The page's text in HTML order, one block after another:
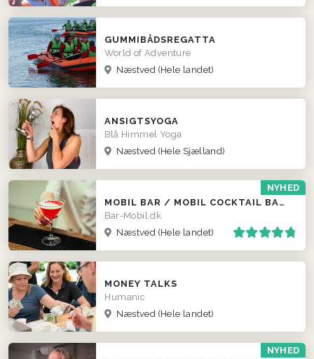
GUMMIBÅDSREGATTA
World of Adventure
Næstved (Hele landet)
ANSIGTSYOGA
Blå Himmel Yoga
Næstved (Hele Sjælland)
NYHED
MOBIL BAR / MOBIL COCKTAIL BAR / FADØLS TRAILER
Bar-Mobil.dk
Næstved (Hele landet)
MONEY TALKS
Humanic
Næstved (Hele landet)
NYHED